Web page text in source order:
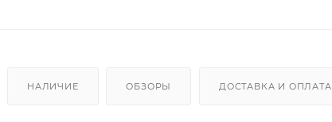
НАЛИЧИЕ ОБЗОРЫ ДОСТАВКА И ОПЛАТА